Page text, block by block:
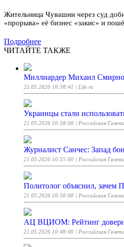
Жительница Чувашии через суд
«прорыва» её бизнес «закис» и
Подробнее
ЧИТАЙТЕ ТАКЖЕ
Миллиардер Михаил
21.05.2026 10:58:41 | Life.ru
Украинцы стали
21.05.2026 10:58:00 | Российская Газета
Журналист Санчес: Запад
21.05.2026 10:55:00 | Российская Газета
Политолог объяснил, зачем
21.05.2026 10:50:00 | Российская Газета
АЦ ВЦИОМ: Рейтинг доверия
21.05.2026 10:48:00 | Российская Газета